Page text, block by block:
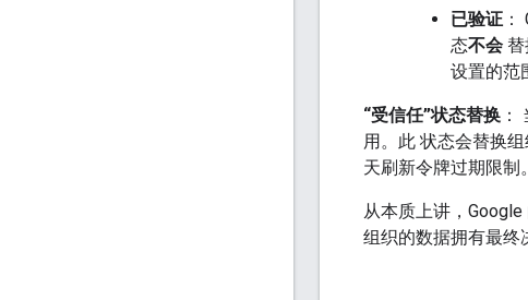
已验证
态不会
设置的范
“受信任”状态替换
用。此 状态会替换
天刷新令牌过期限制。
从本质上讲，
组织的数据拥有最终